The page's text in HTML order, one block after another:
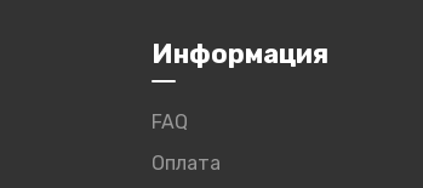
Информация
FAQ
Оплата